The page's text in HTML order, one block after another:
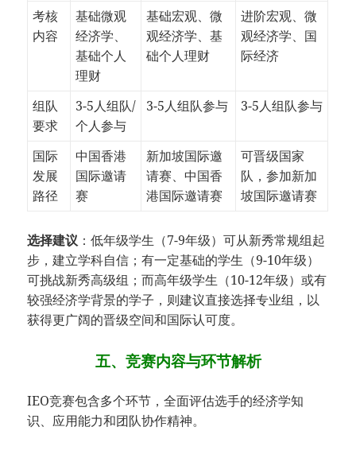
考核
内容
基础微观
经济学、
基础个人
理财
基础宏观、微
观经济学、基
础个人理财
进阶宏观、微
观经济学、国
际经济
组队
要求
3-5人组队/
个人参与
3-5人组队参与 3-5人组队参与
国际
发展
路径
中国香港
国际邀请
赛
新加坡国际邀
请赛、中国香
港国际邀请赛
可晋级国家
队，参加新加
坡国际邀请赛
​选择建议​ ​：低年级学生（7-9年级）可从新秀常规组起
步，建立学科自信；有一定基础的学生（9-10年级）
可挑战新秀高级组；而高年级学生（10-12年级）或有
较强经济学背景的学子，则建议直接选择专业组，以
获得更广阔的晋级空间和国际认可度。
五、竞赛内容与环节解析
IEO竞赛包含多个环节，全面评估选手的经济学知
识、应用能力和团队协作精神。